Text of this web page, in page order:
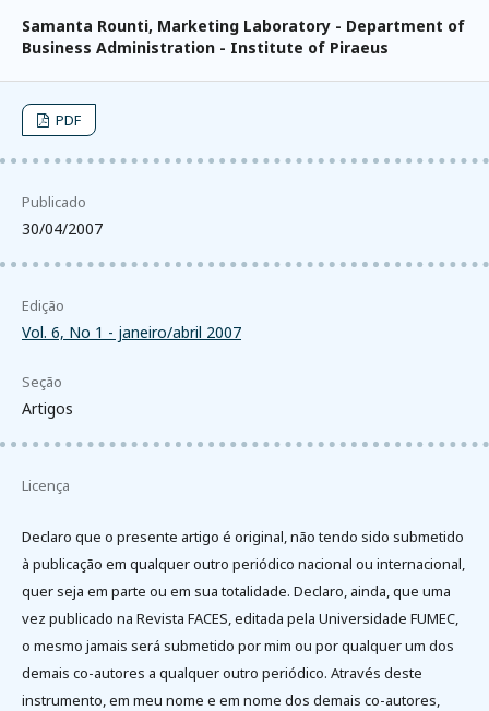
Samanta Rounti, Marketing Laboratory - Department of
Business Administration - Institute of Piraeus
PDF
Publicado
30/04/2007
Edição
Vol. 6, No 1 - janeiro/abril 2007
Seção
Artigos
Licença
Declaro que o presente artigo é original, não tendo sido submetido
à publicação em qualquer outro periódico nacional ou internacional,
quer seja em parte ou em sua totalidade. Declaro, ainda, que uma
vez publicado na Revista FACES, editada pela Universidade FUMEC,
o mesmo jamais será submetido por mim ou por qualquer um dos
demais co-autores a qualquer outro periódico. Através deste
instrumento, em meu nome e em nome dos demais co-autores,